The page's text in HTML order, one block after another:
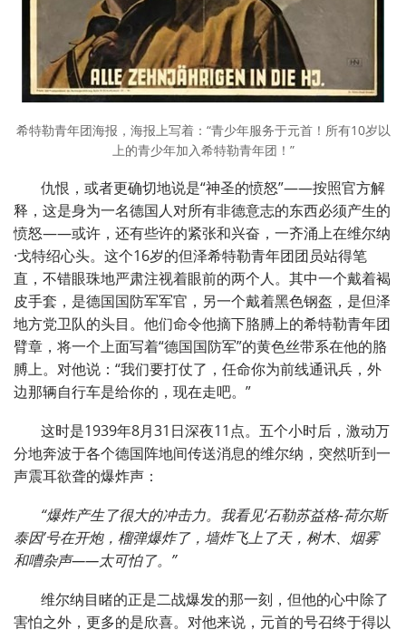
希特勒青年团海报，海报上写着：“青少年服务于元首！所有10岁以
上的青少年加入希特勒青年团！”
仇恨，或者更确切地说是“神圣的愤怒”——按照官方解
释，这是身为一名德国人对所有非德意志的东西必须产生的
愤怒——或许，还有些许的紧张和兴奋，一齐涌上在维尔纳
·戈特绍心头。这个16岁的但泽希特勒青年团团员站得笔
直，不错眼珠地严肃注视着眼前的两个人。其中一个戴着褐
皮手套，是德国国防军军官，另一个戴着黑色钢盔，是但泽
地方党卫队的头目。他们命令他摘下胳膊上的希特勒青年团
臂章，将一个上面写着“德国国防军”的黄色丝带系在他的胳
膊上。对他说：“我们要打仗了，任命你为前线通讯兵，外
边那辆自行车是给你的，现在走吧。”
这时是1939年8月31日深夜11点。五个小时后，激动万
分地奔波于各个德国阵地间传送消息的维尔纳，突然听到一
声震耳欲聋的爆炸声：
“爆炸产生了很大的冲击力。我看见‘石勒苏益格-荷尔斯
泰因’号在开炮，榴弹爆炸了，墙炸飞上了天，树木、烟雾
和嘈杂声——太可怕了。”
维尔纳目睹的正是二战爆发的那一刻，但他的心中除了
害怕之外，更多的是欣喜。对他来说，元首的号召终于得以